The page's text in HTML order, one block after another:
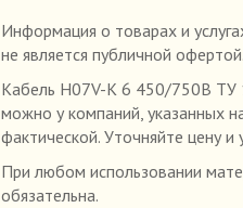
Информация о товарах и
не является публичной офертой.
Кабель H07V-K 6 450/750В ТУ
можно у компаний, указанных
фактической. Уточняйте цену
При любом использовании
обязательна.